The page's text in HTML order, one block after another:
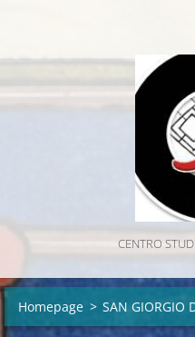
CENTRO
Homepage > SAN GIORGIO